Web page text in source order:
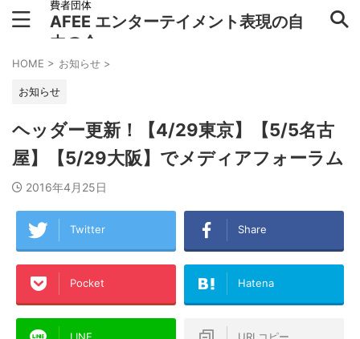
費者団体
AFEE エンターテイメント表現の自
由の会
HOME > お知らせ >
お知らせ
ヘッダー更新！【4/29東京】【5/5名古
屋】【5/29大阪】でメディアフォーラム
2016年4月25日
Twitter Share
Pocket Hatena